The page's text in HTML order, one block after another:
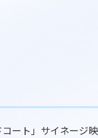
ート」サイネージ